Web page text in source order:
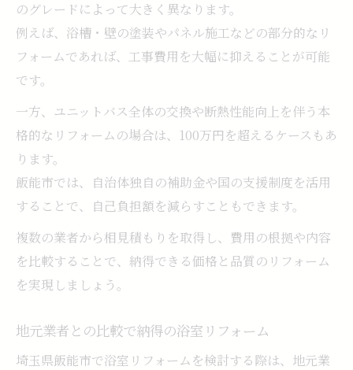
のグレードによって大きく異なります。
例えば、浴槽・壁の塗装やパネル施工などの部分的なリ
フォームであれば、工事費用を大幅に抑えることが可能
です。
一方、ユニットバス全体の交換や断熱性能向上を伴う本
格的なリフォームの場合は、100万円を超えるケースもあ
ります。
飯能市では、自治体独自の補助金や国の支援制度を活用
することで、自己負担額を減らすこともできます。
複数の業者から相見積もりを取得し、費用の根拠や内容
を比較することで、納得できる価格と品質のリフォーム
を実現しましょう。
地元業者との比較で納得の浴室リフォーム
埼玉県飯能市で浴室リフォームを検討する際は、地元業